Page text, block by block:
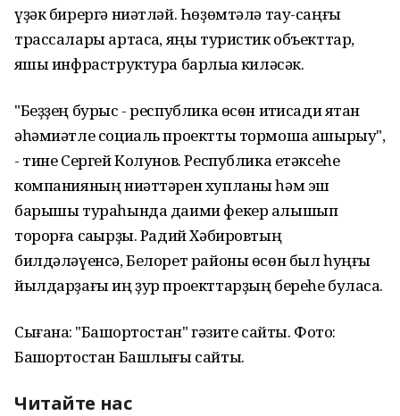
үҙәк бирергә ниәтләй. Һөҙөмтәлә тау-саңғы
трассалары артасаҡ, яңы туристик объекттар,
яҡшы инфраструктура барлыҡҡа киләсәк.
"Беҙҙең бурыс - республика өсөн иҡтисади яҡтан
әһәмиәтле социаль проектты тормошҡа ашырыу",
- тине Сергей Колунов. Республика етәксеһе
компанияның ниәттәрен хупланы һәм эш
барышы тураһында даими фекер алышып
торорға саҡырҙы. Радий Хәбировтың
билдәләүенсә, Белорет районы өсөн был һуңғы
йылдарҙағы иң ҙур проекттарҙың береһе буласаҡ.
Сығанаҡ: "Башҡортостан" гәзите сайты. Фото:
Башҡортостан Башлығы сайты.
Читайте нас